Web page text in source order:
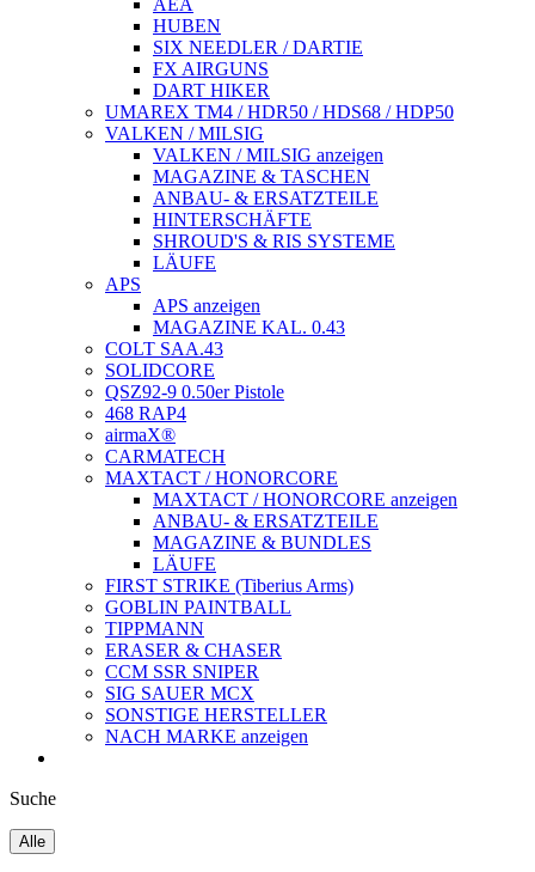
AEA
HUBEN
SIX NEEDLER / DARTIE
FX AIRGUNS
DART HIKER
UMAREX TM4 / HDR50 / HDS68 / HDP50
VALKEN / MILSIG
VALKEN / MILSIG anzeigen
MAGAZINE & TASCHEN
ANBAU- & ERSATZTEILE
HINTERSCHÄFTE
SHROUD'S & RIS SYSTEME
LÄUFE
APS
APS anzeigen
MAGAZINE KAL. 0.43
COLT SAA.43
SOLIDCORE
QSZ92-9 0.50er Pistole
468 RAP4
airmaX®
CARMATECH
MAXTACT / HONORCORE
MAXTACT / HONORCORE anzeigen
ANBAU- & ERSATZTEILE
MAGAZINE & BUNDLES
LÄUFE
FIRST STRIKE (Tiberius Arms)
GOBLIN PAINTBALL
TIPPMANN
ERASER & CHASER
CCM SSR SNIPER
SIG SAUER MCX
SONSTIGE HERSTELLER
NACH MARKE anzeigen
Suche
Alle